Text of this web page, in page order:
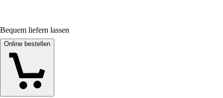
Bequem liefern lassen
Online bestellen